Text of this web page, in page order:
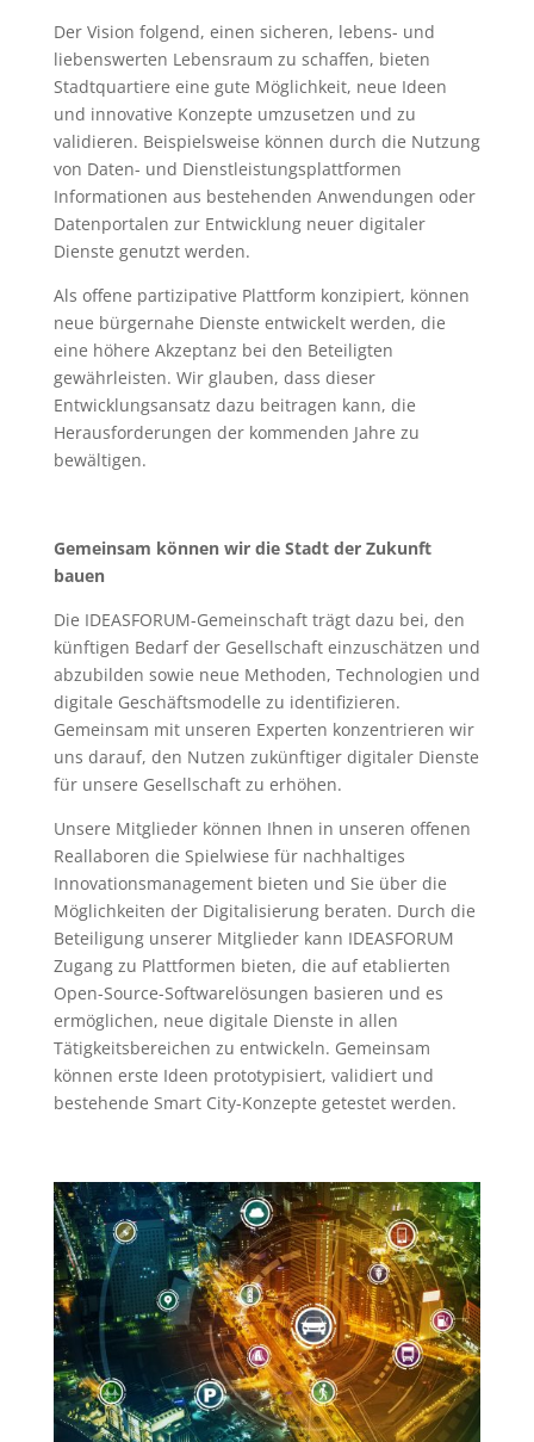
Der Vision folgend, einen sicheren, lebens- und
liebenswerten Lebensraum zu schaffen, bieten
Stadtquartiere eine gute Möglichkeit, neue Ideen
und innovative Konzepte umzusetzen und zu
validieren. Beispielsweise können durch die Nutzung
von Daten- und Dienstleistungsplattformen
Informationen aus bestehenden Anwendungen oder
Datenportalen zur Entwicklung neuer digitaler
Dienste genutzt werden.
Als offene partizipative Plattform konzipiert, können
neue bürgernahe Dienste entwickelt werden, die
eine höhere Akzeptanz bei den Beteiligten
gewährleisten. Wir glauben, dass dieser
Entwicklungsansatz dazu beitragen kann, die
Herausforderungen der kommenden Jahre zu
bewältigen.
Gemeinsam können wir die Stadt der Zukunft
bauen
Die IDEASFORUM-Gemeinschaft trägt dazu bei, den
künftigen Bedarf der Gesellschaft einzuschätzen und
abzubilden sowie neue Methoden, Technologien und
digitale Geschäftsmodelle zu identifizieren.
Gemeinsam mit unseren Experten konzentrieren wir
uns darauf, den Nutzen zukünftiger digitaler Dienste
für unsere Gesellschaft zu erhöhen.
Unsere Mitglieder können Ihnen in unseren offenen
Reallaboren die Spielwiese für nachhaltiges
Innovationsmanagement bieten und Sie über die
Möglichkeiten der Digitalisierung beraten. Durch die
Beteiligung unserer Mitglieder kann IDEASFORUM
Zugang zu Plattformen bieten, die auf etablierten
Open-Source-Softwarelösungen basieren und es
ermöglichen, neue digitale Dienste in allen
Tätigkeitsbereichen zu entwickeln. Gemeinsam
können erste Ideen prototypisiert, validiert und
bestehende Smart City-Konzepte getestet werden.